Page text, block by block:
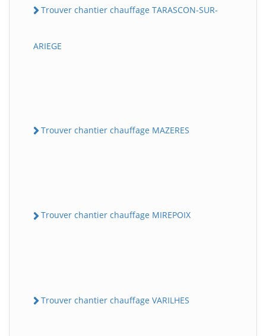
Trouver chantier chauffage TARASCON-SUR-
ARIEGE
Trouver chantier chauffage MAZERES
Trouver chantier chauffage MIREPOIX
Trouver chantier chauffage VARILHES